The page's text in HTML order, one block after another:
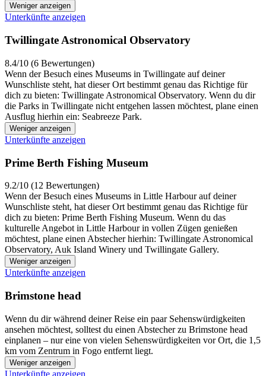
Weniger anzeigen
Unterkünfte anzeigen
Twillingate Astronomical Observatory
8.4/10 (6 Bewertungen)
Wenn der Besuch eines Museums in Twillingate auf deiner
Wunschliste steht, hat dieser Ort bestimmt genau das Richtige für
dich zu bieten: Twillingate Astronomical Observatory. Wenn du dir
die Parks in Twillingate nicht entgehen lassen möchtest, plane einen
Ausflug hierhin ein: Seabreeze Park.
Weniger anzeigen
Unterkünfte anzeigen
Prime Berth Fishing Museum
9.2/10 (12 Bewertungen)
Wenn der Besuch eines Museums in Little Harbour auf deiner
Wunschliste steht, hat dieser Ort bestimmt genau das Richtige für
dich zu bieten: Prime Berth Fishing Museum. Wenn du das
kulturelle Angebot in Little Harbour in vollen Zügen genießen
möchtest, plane einen Abstecher hierhin: Twillingate Astronomical
Observatory, Auk Island Winery und Twillingate Gallery.
Weniger anzeigen
Unterkünfte anzeigen
Brimstone head
Wenn du dir während deiner Reise ein paar Sehenswürdigkeiten
ansehen möchtest, solltest du einen Abstecher zu Brimstone head
einplanen – nur eine von vielen Sehenswürdigkeiten vor Ort, die 1,5
km vom Zentrum in Fogo entfernt liegt.
Weniger anzeigen
Unterkünfte anzeigen